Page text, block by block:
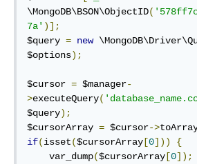
\MongoDB\BSON\ObjectID(
7a' )];
$query = new
$options);
$cursor = $manager-
>executeQuery(
$query);
$cursorArray = $cursor->
if(isset($cursorArray[0]))
{
    var_dump
($cursorArray[0]);